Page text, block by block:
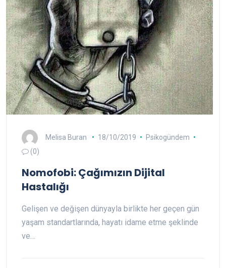
Melisa Buran 18/10/2019
Psikogündem
(0)
Nomofobi: Çağımızın Dijital
Hastalığı
Gelişen ve değişen dünyayla birlikte her geçen gün
yaşam standartlarında, hayatı idame etme şeklinde
ve…